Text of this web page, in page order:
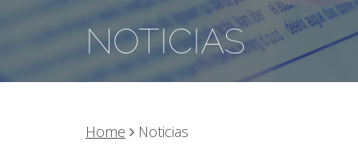
NOTICIAS
Home Noticias